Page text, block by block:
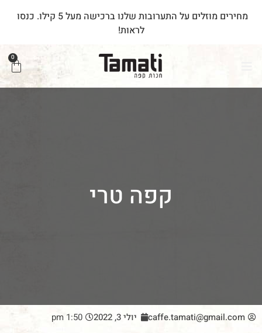
מחירים מוזלים על התערובות שלנוברכישה מעל5 קילו. כנסו
לראות!
0
קפה טרי
caffe.tamati@gmail.com יולי 3, 2022 1:50 pm